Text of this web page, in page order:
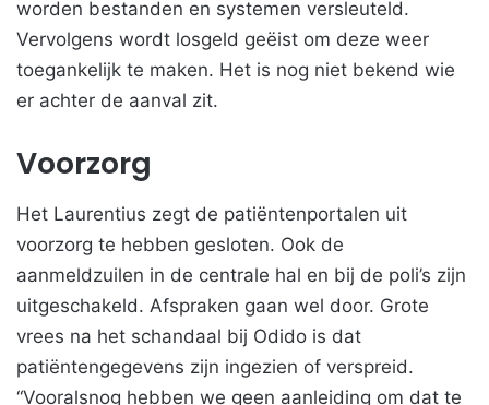
worden bestanden en systemen versleuteld.
Vervolgens wordt losgeld geëist om deze weer
toegankelijk te maken. Het is nog niet bekend wie
er achter de aanval zit.
Voorzorg
Het Laurentius zegt de patiëntenportalen uit
voorzorg te hebben gesloten. Ook de
aanmeldzuilen in de centrale hal en bij de poli’s zijn
uitgeschakeld. Afspraken gaan wel door. Grote
vrees na het schandaal bij Odido is dat
patiëntengegevens zijn ingezien of verspreid.
“Vooralsnog hebben we geen aanleiding om dat te